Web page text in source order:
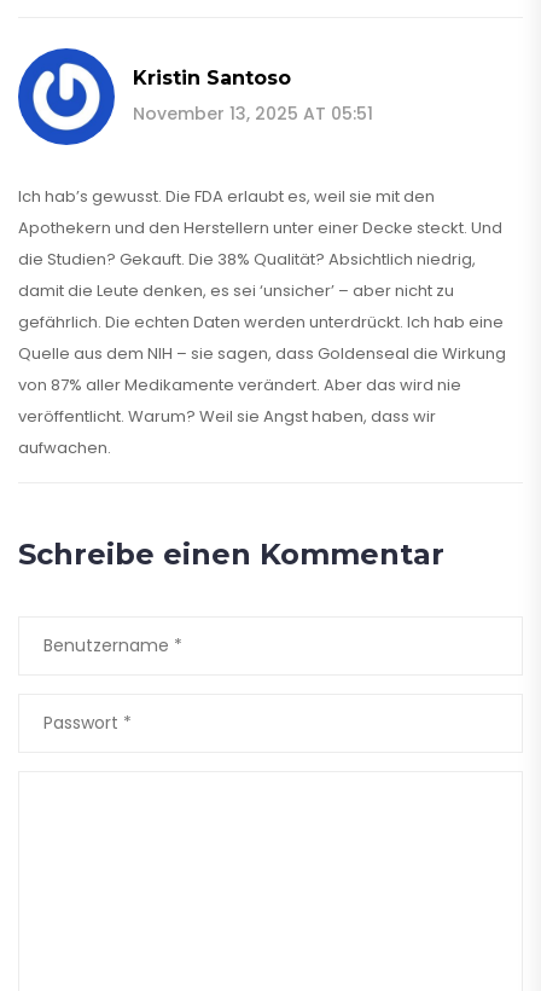
Kristin Santoso
November 13, 2025 AT 05:51
Ich hab’s gewusst. Die FDA erlaubt es, weil sie mit den
Apothekern und den Herstellern unter einer Decke steckt. Und
die Studien? Gekauft. Die 38% Qualität? Absichtlich niedrig,
damit die Leute denken, es sei ‘unsicher’ – aber nicht zu
gefährlich. Die echten Daten werden unterdrückt. Ich hab eine
Quelle aus dem NIH – sie sagen, dass Goldenseal die Wirkung
von 87% aller Medikamente verändert. Aber das wird nie
veröffentlicht. Warum? Weil sie Angst haben, dass wir
aufwachen.
Schreibe einen Kommentar